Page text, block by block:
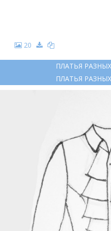
20
ПЛАТЬЯ
ПЛАТЬЯ